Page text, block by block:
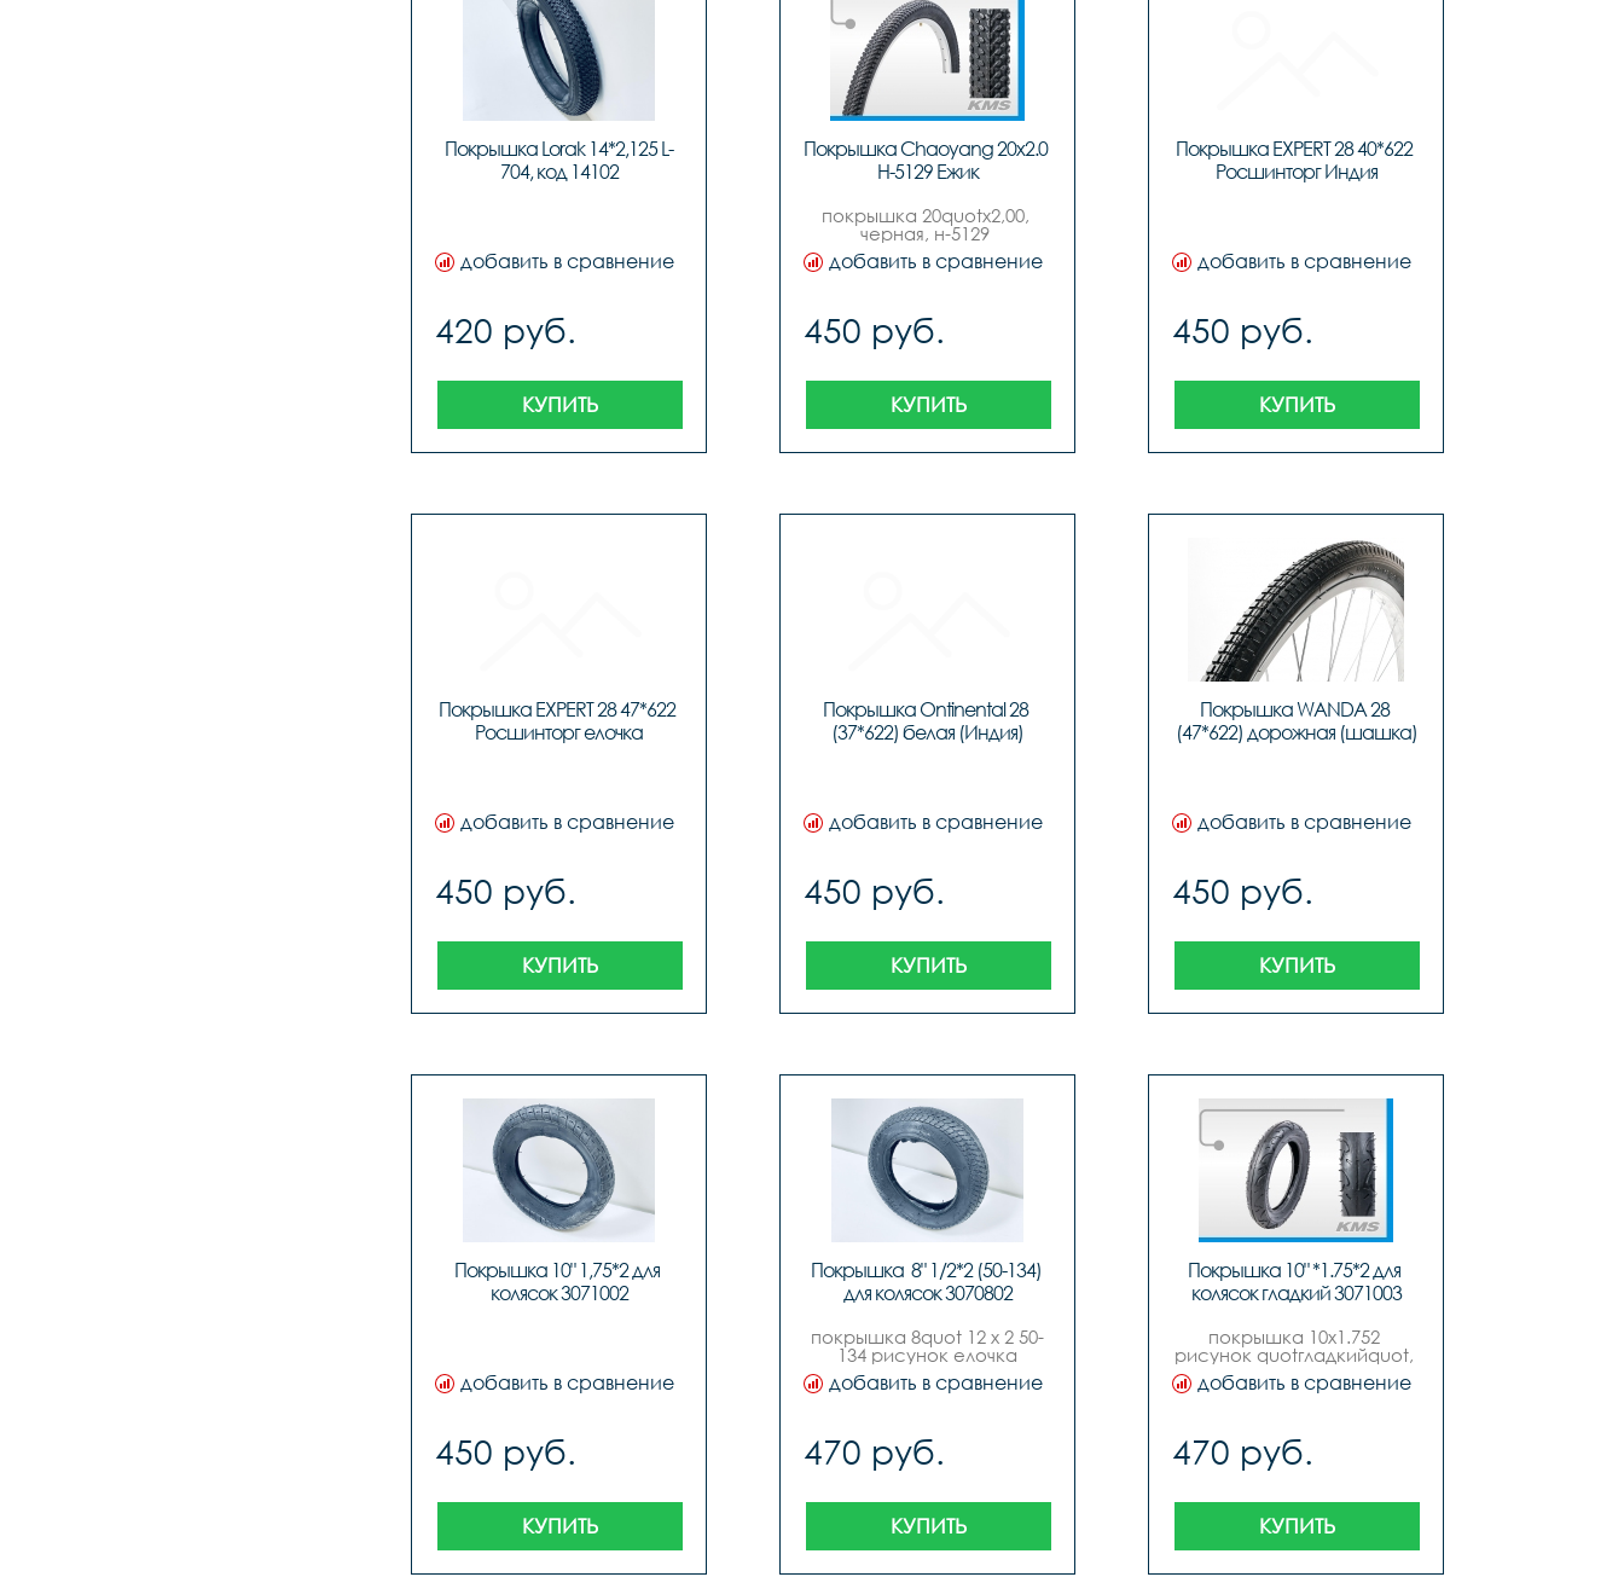
Покрышка Lorak 14*2,125 L-
704, код 14102
добавить в сравнение
420 руб.
КУПИТЬ
Покрышка Chaoyang 20x2.0
H-5129 Ежик
покрышка 20quotх2,00,
черная, н-5129
quotежикquot,
quotchaoyangquot
добавить в сравнение
450 руб.
КУПИТЬ
Покрышка EXPERT 28 40*622
Росшинторг Индия
добавить в сравнение
450 руб.
КУПИТЬ
Покрышка EXPERT 28 47*622
Росшинторг елочка
добавить в сравнение
450 руб.
КУПИТЬ
Покрышка Ontinental 28
(37*622) белая (Индия)
добавить в сравнение
450 руб.
КУПИТЬ
Покрышка WANDA 28
(47*622) дорожная (шашка)
добавить в сравнение
450 руб.
КУПИТЬ
Покрышка 10" 1,75*2 для
колясок 3071002
добавить в сравнение
450 руб.
КУПИТЬ
Покрышка  8" 1/2*2 (50-134)
для колясок 3070802
покрышка 8quot 12 х 2 50-
134 рисунок елочка
добавить в сравнение
470 руб.
КУПИТЬ
Покрышка 10" *1.75*2 для
колясок гладкий 3071003
покрышка 10х1.752
рисунок quotгладкийquot,
для детских колясок и
трехколесных
добавить в сравнение
470 руб.
КУПИТЬ